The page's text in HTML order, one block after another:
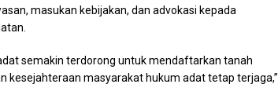
masukan kebijakan, dan advokasi kepada
semakin terdorong untuk mendaftarkan tanah
kesejahteraan masyarakat hukum adat tetap terjaga,”